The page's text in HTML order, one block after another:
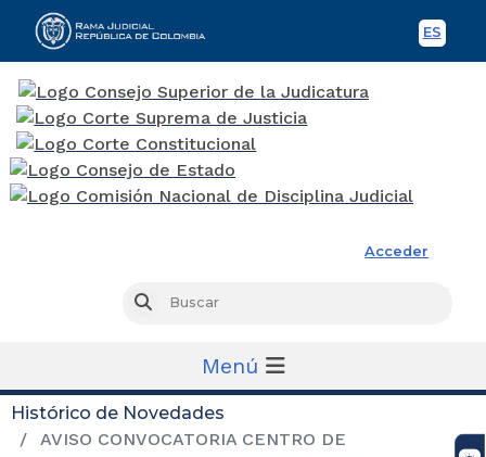
ES
Acceder
Buscar
Menú
Histórico de Novedades
AVISO CONVOCATORIA CENTRO DE